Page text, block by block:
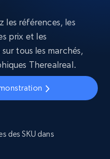
les références, les
prix et les
tous les marchés,
Therealreal.
des SKU dans